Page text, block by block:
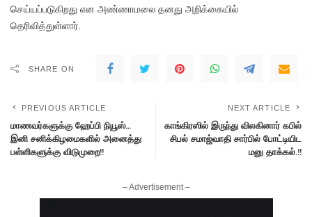
செய்யப்படுகிறது என அண்ணாமலை தனது அறிக்கையில்
தெரிவித்துள்ளார்.
SHARE ON
PREVIOUS ARTICLE
மாணவர்களுக்கு ஹேப்பி நியூஸ்…
இனி சனிக்கிழமைகளில் அனைத்து
பள்ளிகளுக்கு விடுமுறை!!
NEXT ARTICLE
காங்கிரஸில் இருந்து விலகினார் கபில்
சிபல் சமாஜ்வாதி சார்பில் போட்டியிட
மனு தாக்கல்.!!
– Advertisement –